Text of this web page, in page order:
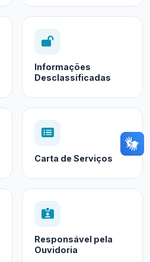
Informações
Desclassificadas
Carta de Serviços
Responsável pela
Ouvidoria